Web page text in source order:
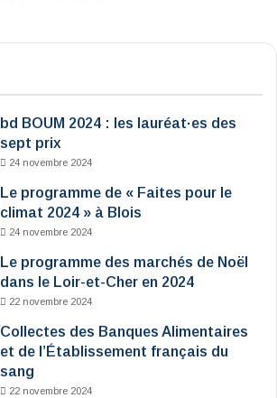
bd BOUM 2024 : les lauréat·es des
sept prix
24 novembre 2024
Le programme de « Faites pour le
climat 2024 » à Blois
24 novembre 2024
Le programme des marchés de Noël
dans le Loir-et-Cher en 2024
22 novembre 2024
Collectes des Banques Alimentaires
et de l’Établissement français du
sang
22 novembre 2024